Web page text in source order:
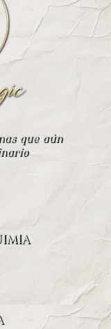
que aún